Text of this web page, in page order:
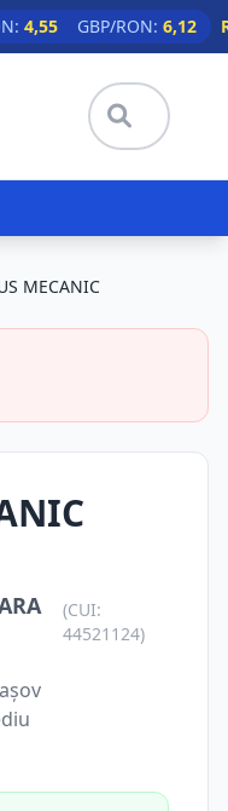
4,55 GBP/RON: 6,12
MECANIC
(CUI:
44521124)